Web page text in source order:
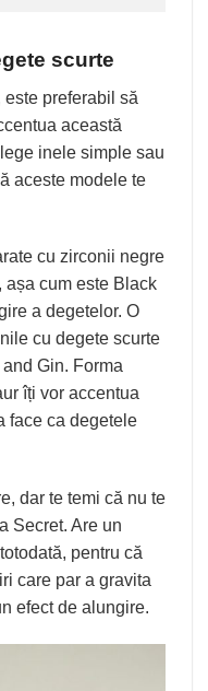
scurte
preferabil să
această
inele simple sau
aceste modele te
cu zirconii negre
așa cum este Black
a degetelor. O
cu degete scurte
Gin. Forma
îți vor accentua
face ca degetele
dar te temi că nu te
Secret. Are un
pentru că
care par a gravita
efect de alungire.